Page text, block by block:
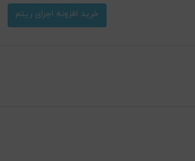
خرید افزونه اجرای ریتم